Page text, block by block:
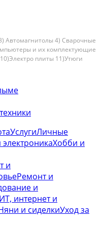
Автомагнитолы 4) Сварочные
и их комплектующие
плиты 11)Утюги
и другая бытовая техника....
УслугиЛичные
Хобби и
и
Ремонт и
и
ИТ, интернет и
и сиделкиУход за